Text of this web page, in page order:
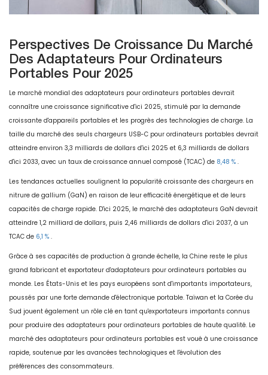
Perspectives De Croissance Du Marché
Des Adaptateurs Pour Ordinateurs
Portables Pour 2025
Le marché mondial des adaptateurs pour ordinateurs portables devrait
connaître une croissance significative d'ici 2025, stimulé par la demande
croissante d'appareils portables et les progrès des technologies de charge. La
taille du marché des seuls chargeurs USB-C pour ordinateurs portables devrait
atteindre environ 3,3 milliards de dollars d'ici 2025 et 6,3 milliards de dollars
d'ici 2033, avec un taux de croissance annuel composé (TCAC) de 8,48 % .
Les tendances actuelles soulignent la popularité croissante des chargeurs en
nitrure de gallium (GaN) en raison de leur efficacité énergétique et de leurs
capacités de charge rapide. D'ici 2025, le marché des adaptateurs GaN devrait
atteindre 1,2 milliard de dollars, puis 2,46 milliards de dollars d'ici 2037, à un
TCAC de 6,1 % .
Grâce à ses capacités de production à grande échelle, la Chine reste le plus
grand fabricant et exportateur d'adaptateurs pour ordinateurs portables au
monde. Les États-Unis et les pays européens sont d'importants importateurs,
poussés par une forte demande d'électronique portable. Taïwan et la Corée du
Sud jouent également un rôle clé en tant qu'exportateurs importants connus
pour produire des adaptateurs pour ordinateurs portables de haute qualité. Le
marché des adaptateurs pour ordinateurs portables est voué à une croissance
rapide, soutenue par les avancées technologiques et l'évolution des
préférences des consommateurs.